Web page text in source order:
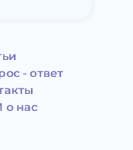
- ответ
нас